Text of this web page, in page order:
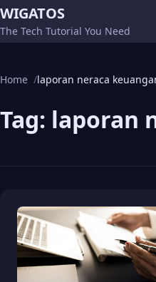
WIGATOS
The Tech Tutorial You Need
Home laporan neraca
Tag: laporan